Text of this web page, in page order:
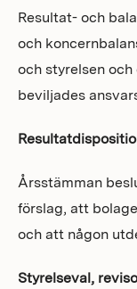
Resultat- och
och
och styrelsen
beviljades
Årsstämman
förslag, att
och att någon
Styrelseval,